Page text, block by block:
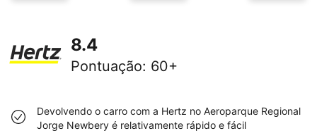
8.4
Pontuação: 60+
Devolvendo o carro com a Hertz no Aeroparque Regional
Jorge Newbery é relativamente rápido e fácil